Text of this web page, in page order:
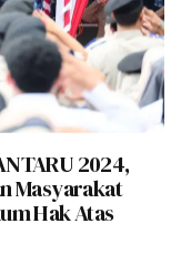
2024,
Masyarakat
Hak Atas